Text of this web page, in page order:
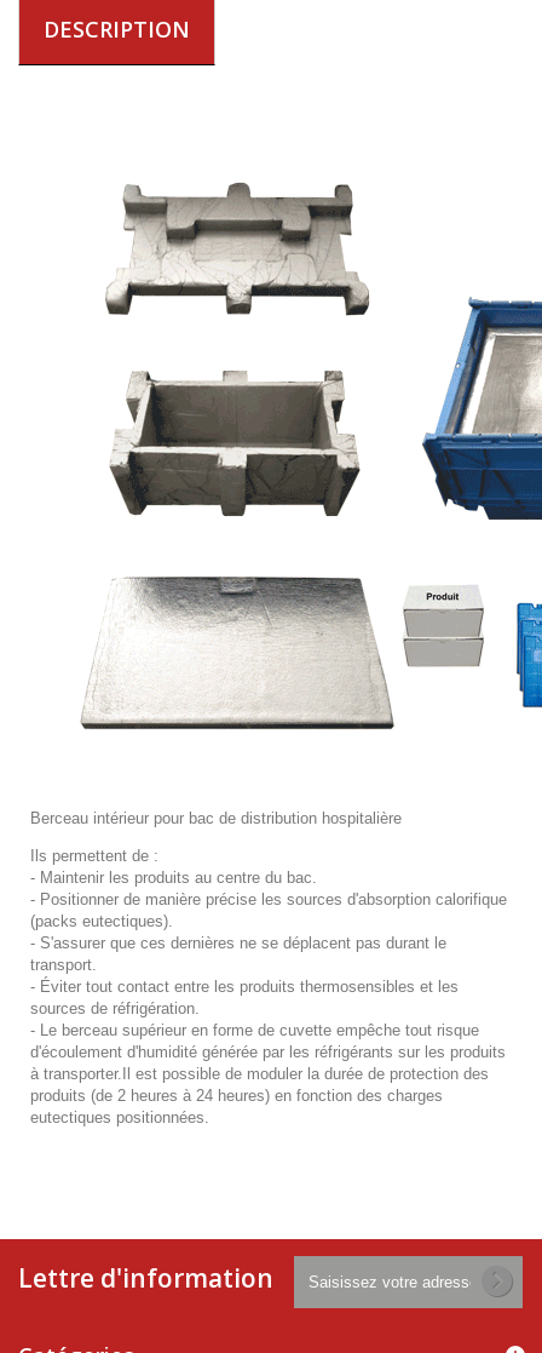
DESCRIPTION
Berceau intérieur pour bac de distribution hospitalière
Ils permettent de :
- Maintenir les produits au centre du bac.
- Positionner de manière précise les sources d'absorption calorifique
(packs eutectiques).
- S'assurer que ces dernières ne se déplacent pas durant le
transport.
- Éviter tout contact entre les produits thermosensibles et les
sources de réfrigération.
- Le berceau supérieur en forme de cuvette empêche tout risque
d'écoulement d'humidité générée par les réfrigérants sur les produits
à transporter.Il est possible de moduler la durée de protection des
produits (de 2 heures à 24 heures) en fonction des charges
eutectiques positionnées.
Lettre d'information